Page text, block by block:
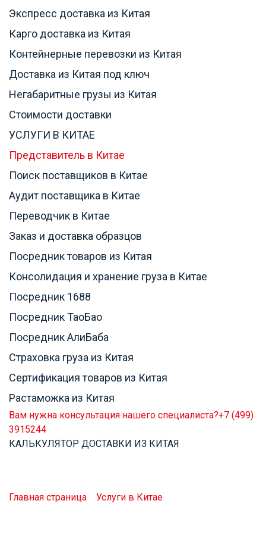
Экспресс доставка из Китая
Карго доставка из Китая
Контейнерные перевозки из Китая
Доставка из Китая под ключ
Негабаритные грузы из Китая
Стоимости доставки
УСЛУГИ В КИТАЕ
Представитель в Китае
Поиск поставщиков в Китае
Аудит поставщика в Китае
Переводчик в Китае
Заказ и доставка образцов
Посредник товаров из Китая
Консолидация и хранение груза в Китае
Посредник 1688
Посредник ТаоБао
Посредник АлиБаба
Страховка груза из Китая
Сертификация товаров из Китая
Растаможка из Китая
Вам нужна консультация нашего специалиста?+7 (499)
3915244
КАЛЬКУЛЯТОР ДОСТАВКИ ИЗ КИТАЯ
Главная страница
Услуги в Китае